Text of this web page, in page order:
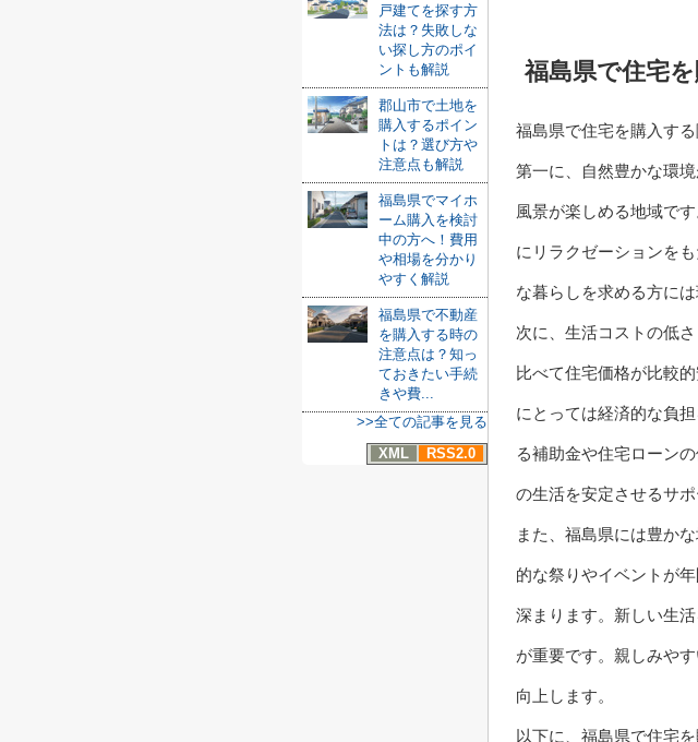
福島県で住宅
福島県で住宅を購入す
第一に、自然豊かな環
風景が楽しめる地域で
にリラクゼーションを
な暮らしを求める方には
次に、生活コストの低
比べて住宅価格が比較
にとっては経済的な負
る補助金や住宅ローン
の生活を安定させるサ
また、福島県には豊か
的な祭りやイベントが
深まります。新しい生
が重要です。親しみや
向上します。
以下に、福島県で住宅
戸建てを探す方
法は？失敗しな
い探し方のポイ
ントも解説
郡山市で土地を
購入するポイン
トは？選び方や
注意点も解説
福島県でマイホ
ーム購入を検討
中の方へ！費用
や相場を分かり
やすく解説
福島県で不動産
を購入する時の
注意点は？知っ
ておきたい手続
きや費...
>>全ての記事を見る
XML
RSS2.0